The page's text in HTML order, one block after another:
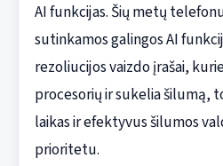
AI funkcijas. Šių metų
sutinkamos galingos AI
rezoliucijos vaizdo įrašai,
procesorių ir sukelia šilumą,
laikas ir efektyvus šilumos
prioritetu.